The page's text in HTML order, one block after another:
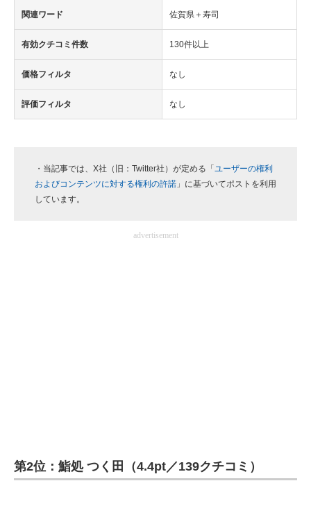
関連ワード 佐賀県＋寿司
有効クチコミ件数 130件以上
価格フィルタ なし
評価フィルタ なし
・当記事では、X社（旧：Twitter社）が定める「 ユーザーの権利
およびコンテンツに対する権利の許諾 」に基づいてポストを利用
しています。
advertisement
第2位：鮨処 つく田（4.4pt／139クチコミ）